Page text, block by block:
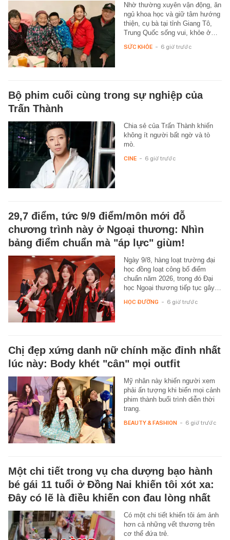
Nhờ thường xuyên vận động, ăn
ngủ khoa học và giữ tâm hướng
thiện, cụ bà tại tỉnh Giang Tô,
Trung Quốc sống vui, khỏe ở…
SỨC KHỎE - 6 giờ trước
Bộ phim cuối cùng trong sự nghiệp của
Trấn Thành
Chia sẻ của Trấn Thành khiến
không ít người bất ngờ và tò
mò.
CINE - 6 giờ trước
29,7 điểm, tức 9/9 điểm/môn mới đỗ
chương trình này ở Ngoại thương: Nhìn
bảng điểm chuẩn mà "áp lực" giùm!
Ngày 9/8, hàng loạt trường đại
học đồng loạt công bố điểm
chuẩn năm 2026, trong đó Đại
học Ngoại thương tiếp tục gây…
HỌC ĐƯỜNG - 6 giờ trước
Chị đẹp xứng danh nữ chính mặc đỉnh nhất
lúc này: Body khét "cân" mọi outfit
Mỹ nhân này khiến người xem
phải ấn tượng khi biến mọi cảnh
phim thành buổi trình diễn thời
trang.
BEAUTY & FASHION - 6 giờ trước
Một chi tiết trong vụ cha dượng bạo hành
bé gái 11 tuổi ở Đồng Nai khiến tôi xót xa:
Đây có lẽ là điều khiến con đau lòng nhất
Có một chi tiết khiến tôi ám ảnh
hơn cả những vết thương trên
cơ thể đứa trẻ.